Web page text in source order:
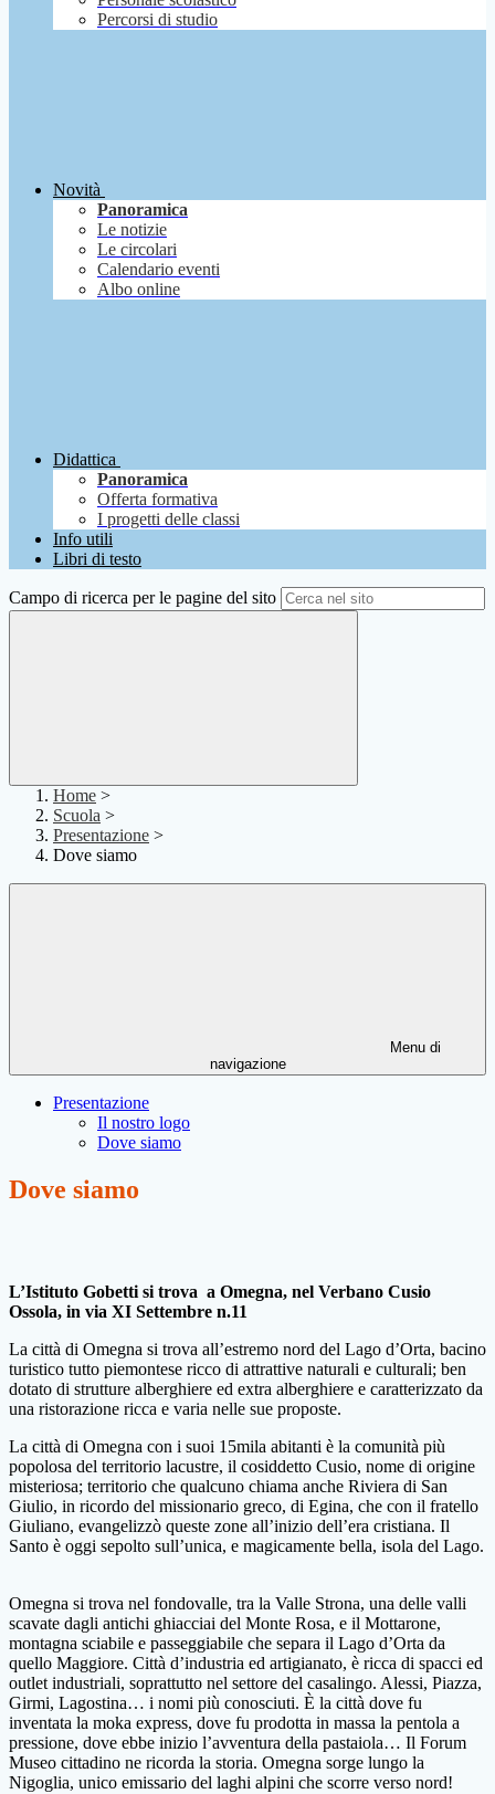
Percorsi di studio
Novità
Panoramica
Le notizie
Le circolari
Calendario eventi
Albo online
Didattica
Panoramica
Offerta formativa
I progetti delle classi
Info utili
Libri di testo
Campo di ricerca per le pagine del sito
Home >
Scuola >
Presentazione >
Dove siamo
Menu di
navigazione
Presentazione
Il nostro logo
Dove siamo
Dove siamo
L’Istituto Gobetti si trova a Omegna, nel Verbano Cusio
Ossola, in via XI Settembre n.11
La città di Omegna si trova all’estremo nord del Lago d’Orta, bacino
turistico tutto piemontese ricco di attrattive naturali e culturali; ben
dotato di strutture alberghiere ed extra alberghiere e caratterizzato da
una ristorazione ricca e varia nelle sue proposte.
La città di Omegna con i suoi 15mila abitanti è la comunità più
popolosa del territorio lacustre, il cosiddetto Cusio, nome di origine
misteriosa; territorio che qualcuno chiama anche Riviera di San
Giulio, in ricordo del missionario greco, di Egina, che con il fratello
Giuliano, evangelizzò queste zone all’inizio dell’era cristiana. Il
Santo è oggi sepolto sull’unica, e magicamente bella, isola del Lago.
Omegna si trova nel fondovalle, tra la Valle Strona, una delle valli
scavate dagli antichi ghiacciai del Monte Rosa, e il Mottarone,
montagna sciabile e passeggiabile che separa il Lago d’Orta da
quello Maggiore. Città d’industria ed artigianato, è ricca di spacci ed
outlet industriali, soprattutto nel settore del casalingo. Alessi, Piazza,
Girmi, Lagostina… i nomi più conosciuti. È la città dove fu
inventata la moka express, dove fu prodotta in massa la pentola a
pressione, dove ebbe inizio l’avventura della pastaiola… Il Forum
Museo cittadino ne ricorda la storia. Omegna sorge lungo la
Nigoglia, unico emissario del laghi alpini che scorre verso nord!